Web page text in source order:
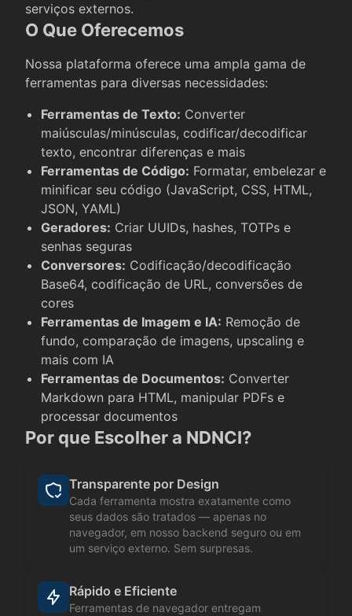
serviços externos.
O Que Oferecemos
Nossa plataforma oferece uma ampla gama de
ferramentas para diversas necessidades:
Ferramentas de Texto: Converter
maiúsculas/minúsculas, codificar/decodificar
texto, encontrar diferenças e mais
Ferramentas de Código: Formatar, embelezar e
minificar seu código (JavaScript, CSS, HTML,
JSON, YAML)
Geradores: Criar UUIDs, hashes, TOTPs e
senhas seguras
Conversores: Codificação/decodificação
Base64, codificação de URL, conversões de
cores
Ferramentas de Imagem e IA: Remoção de
fundo, comparação de imagens, upscaling e
mais com IA
Ferramentas de Documentos: Converter
Markdown para HTML, manipular PDFs e
processar documentos
Por que Escolher a NDNCI?
Transparente por Design
Cada ferramenta mostra exatamente como
seus dados são tratados — apenas no
navegador, em nosso backend seguro ou em
um serviço externo. Sem surpresas.
Rápido e Eficiente
Ferramentas de navegador entregam